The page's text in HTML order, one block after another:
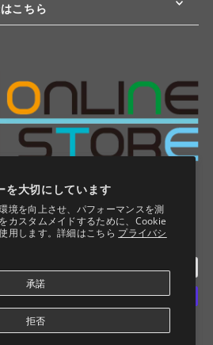
を大切にしています
境を向上させ、パフォーマンスを測
カスタムメイドするために、Cookie
用します。詳細はこちら プライバシ
承諾
拒否
こちら